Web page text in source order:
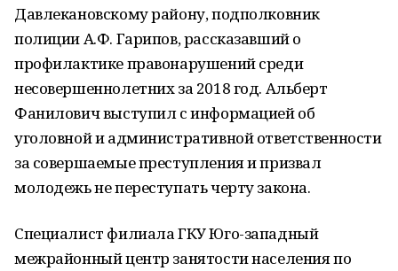
Давлекановскому району, подполковник
полиции А.Ф. Гарипов, рассказавший о
профилактике правонарушений среди
несовершеннолетних за 2018 год. Альберт
Фанилович выступил с информацией об
уголовной и административной ответственности
за совершаемые преступления и призвал
молодежь не переступать черту закона.
Специалист филиала ГКУ Юго-западный
межрайонный центр занятости населения по